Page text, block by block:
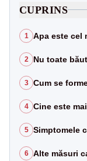
CUPRINS
1 Apa este cel
2 Nu toate
3 Cum se
4 Cine este
5 Simptomele
6 Alte măsuri